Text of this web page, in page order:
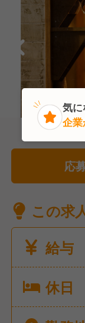
応
この求
給与
休日
気に
企